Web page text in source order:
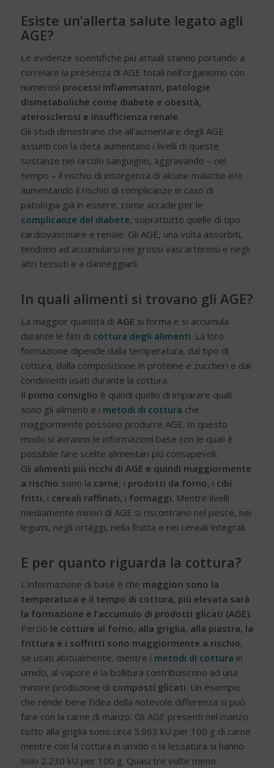
Esiste un’allerta salute legato agli
AGE?
Le evidenze scientifiche più attuali stanno portando a
correlare la presenza di AGE totali nell’organismo con
numerosi processi infiammatori, patologie
dismetaboliche come diabete e obesità,
aterosclerosi e insufficienza renale.
Gli studi dimostrano che all’aumentare degli AGE
assunti con la dieta aumentano i livelli di queste
sostanze nel circolo sanguigno, aggravando – nel
tempo – il rischio di insorgenza di alcune malattie e/o
aumentando il rischio di complicanze in caso di
patologia già in essere, come accade per le
complicanze del diabete, soprattutto quelle di tipo
cardiovascolare e renale. Gli AGE, una volta assorbiti,
tendono ad accumularsi nei grossi vasi arteriosi e negli
altri tessuti e a danneggiarli.
In quali alimenti si trovano gli AGE?
La maggior quantità di AGE si forma e si accumula
durante le fasi di cottura degli alimenti. La loro
formazione dipende dalla temperatura, dal tipo di
cottura, dalla composizione in proteine e zuccheri e dai
condimenti usati durante la cottura.
Il primo consiglio è quindi quello di imparare quali
sono gli alimenti e i metodi di cottura che
maggiormente possono produrre AGE. In questo
modo si avranno le informazioni base con le quali è
possibile fare scelte alimentari più consapevoli.
Gli alimenti più ricchi di AGE e quindi maggiormente
a rischio sono la carne, i prodotti da forno, i cibi
fritti, i cereali raffinati, i formaggi. Mentre livelli
mediamente minori di AGE si riscontrano nel pesce, nei
legumi, negli ortaggi, nella frutta e nei cereali integrali.
E per quanto riguarda la cottura?
L’informazione di base è che maggiori sono la
temperatura e il tempo di cottura, più elevata sarà
la formazione e l’accumulo di prodotti glicati (AGE).
Perciò le cotture al forno, alla griglia, alla piastra, la
frittura e i soffritti sono maggiormente a rischio,
se usati abitualmente, mentre i metodi di cottura in
umido, al vapore e la bollitura contribuiscono ad una
minore produzione di composti glicati. Un esempio
che rende bene l’idea della notevole differenza si può
fare con la carne di manzo. Gli AGE presenti nel manzo
cotto alla griglia sono circa 5.963 kU per 100 g di carne
mentre con la cottura in umido o la lessatura si hanno
solo 2.230 kU per 100 g. Quasi tre volte meno.